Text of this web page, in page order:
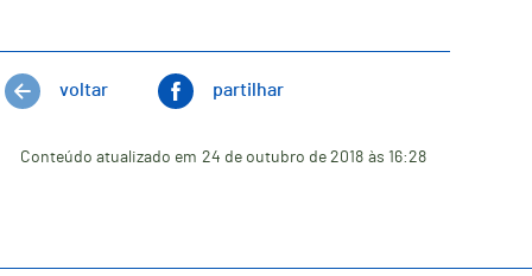
voltar partilhar
Conteúdo atualizado em 24 de outubro de 2018 às 16:28